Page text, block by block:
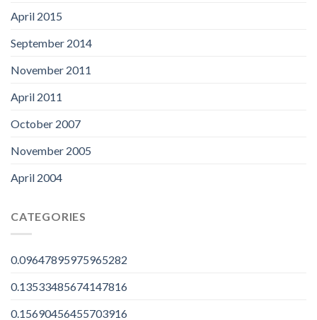
April 2015
September 2014
November 2011
April 2011
October 2007
November 2005
April 2004
CATEGORIES
0.09647895975965282
0.13533485674147816
0.15690456455703916